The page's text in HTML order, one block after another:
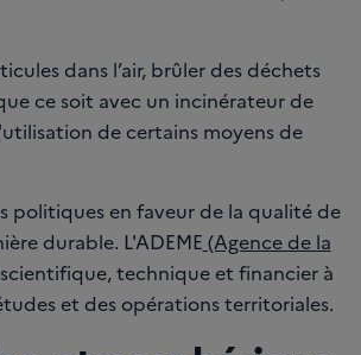
dans l’air, brûler des déchets
ce soit avec un incinérateur de
de certains moyens de
politiques en faveur de la qualité de
durable. L'ADEME (Agence de la
technique et financier à
et des opérations territoriales.